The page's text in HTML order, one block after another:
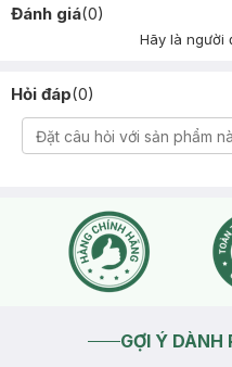
Đánh giá(0)
Hãy là người
Hỏi đáp(0)
GỢI Ý DÀNH